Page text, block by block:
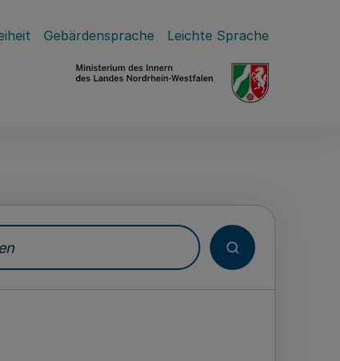
Gebärdensprache Leichte Sprache